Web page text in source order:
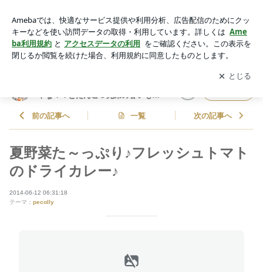
ママオフィシャルブログ「しゃなママとだんご３兄弟の甘いも
の日記」Powered by Ameba
アプリをダウンロードして ブログの更新通知
を受け取りまし
ょう。
開く
ゃなママとだんご３兄弟の甘いもの
前の記事へ 一覧 次の記事へ
夏野菜た～っぷり♪フレッシュトマト
のドライカレー♪
2014-06-12 06:31:18
テーマ： pecolly